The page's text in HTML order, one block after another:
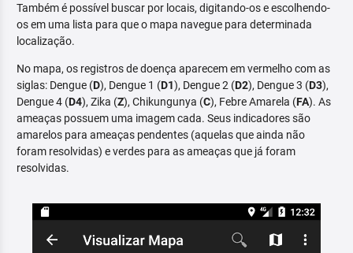
Também é possível buscar por locais, digitando-os e escolhendo-
os em uma lista para que o mapa navegue para determinada
localização.
No mapa, os registros de doença aparecem em vermelho com as
siglas: Dengue (D), Dengue 1 (D1), Dengue 2 (D2), Dengue 3 (D3),
Dengue 4 (D4), Zika (Z), Chikungunya (C), Febre Amarela (FA). As
ameaças possuem uma imagem cada. Seus indicadores são
amarelos para ameaças pendentes (aquelas que ainda não
foram resolvidas) e verdes para as ameaças que já foram
resolvidas.